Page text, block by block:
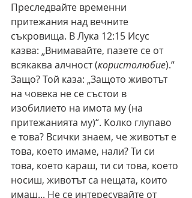
Преследвайте временни
притежания над вечните
съкровища. В Лука 12:15 Исус
казва: „Внимавайте, пазете се от
всякаква алчност (користолюбие).“
Защо? Той каза: „Защото животът
на човека не се състои в
изобилието на имота му (на
притежанията му)“. Колко глупаво
е това? Всички знаем, че животът е
това, което имаме, нали? Ти си
това, което караш, ти си това, което
носиш, животът са нещата, които
имаш... Не се интересувайте от